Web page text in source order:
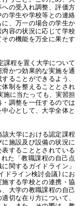
の受入れ調整、評価方
学生や学校等との連絡
、万一の場合の学生か
容の状況に応じて学校
の機能を万全に果たす
程を置く大学について
かつ効果的な実施を通
ることができるよう、
制を整えることとされ
に当たっても、実習担
調整を一任するのでは
心として、大学全体と
大学における認定課程
施設及び設備の状況に
することとされている
た「教職課程の自己点
関するガイドライン」
ドライン検討会議)にお
する学校との連携・協
大学の教職課程の自己
切な在り方について、